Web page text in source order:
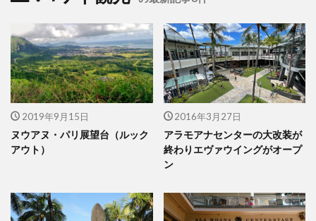
2019年9月15日
ヌウアヌ・パリ展望台（ルック
アウト）
2016年3月27日
アラモアナセンターの大改装が
終わりエヴァウイングがオープ
ン